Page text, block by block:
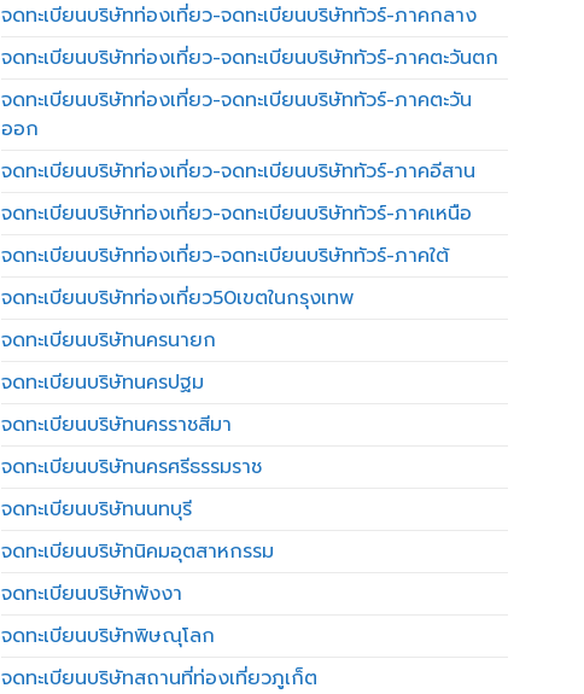
จดทะเบียนบริษัทท่องเที่ยว-จดทะเบียนบริษัททัวร์-ภาคกลาง
จดทะเบียนบริษัทท่องเที่ยว-จดทะเบียนบริษัททัวร์-ภาคตะวันตก
จดทะเบียนบริษัทท่องเที่ยว-จดทะเบียนบริษัททัวร์-ภาคตะวัน
ออก
จดทะเบียนบริษัทท่องเที่ยว-จดทะเบียนบริษัททัวร์-ภาคอีสาน
จดทะเบียนบริษัทท่องเที่ยว-จดทะเบียนบริษัททัวร์-ภาคเหนือ
จดทะเบียนบริษัทท่องเที่ยว-จดทะเบียนบริษัททัวร์-ภาคใต้
จดทะเบียนบริษัทท่องเที่ยว50เขตในกรุงเทพ
จดทะเบียนบริษัทนครนายก
จดทะเบียนบริษัทนครปฐม
จดทะเบียนบริษัทนครราชสีมา
จดทะเบียนบริษัทนครศรีธรรมราช
จดทะเบียนบริษัทนนทบุรี
จดทะเบียนบริษัทนิคมอุตสาหกรรม
จดทะเบียนบริษัทพังงา
จดทะเบียนบริษัทพิษณุโลก
จดทะเบียนบริษัทสถานที่ท่องเที่ยวภูเก็ต